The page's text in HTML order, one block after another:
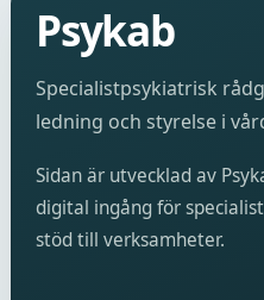
Psykab
Specialistpsykiatrisk
ledning och styrelse i
Sidan är utvecklad av
digital ingång för
stöd till verksamheter.